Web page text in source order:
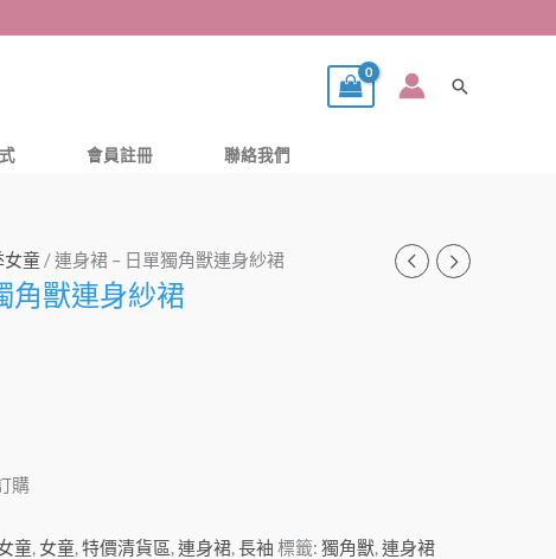
搜
會員註冊 聯絡我們
女童 / 連身裙 – 日單獨角獸連身紗裙
角獸連身紗裙
購
童, 女童,特價清貨區,連身裙,長袖 標籤: 獨角獸,連身裙